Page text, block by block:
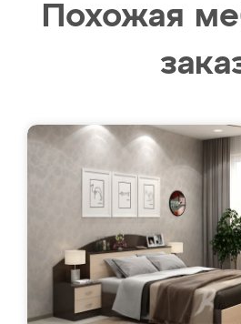
Похожая